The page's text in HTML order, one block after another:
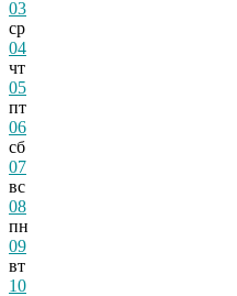
03
ср
04
чт
05
пт
06
сб
07
вс
08
пн
09
вт
10